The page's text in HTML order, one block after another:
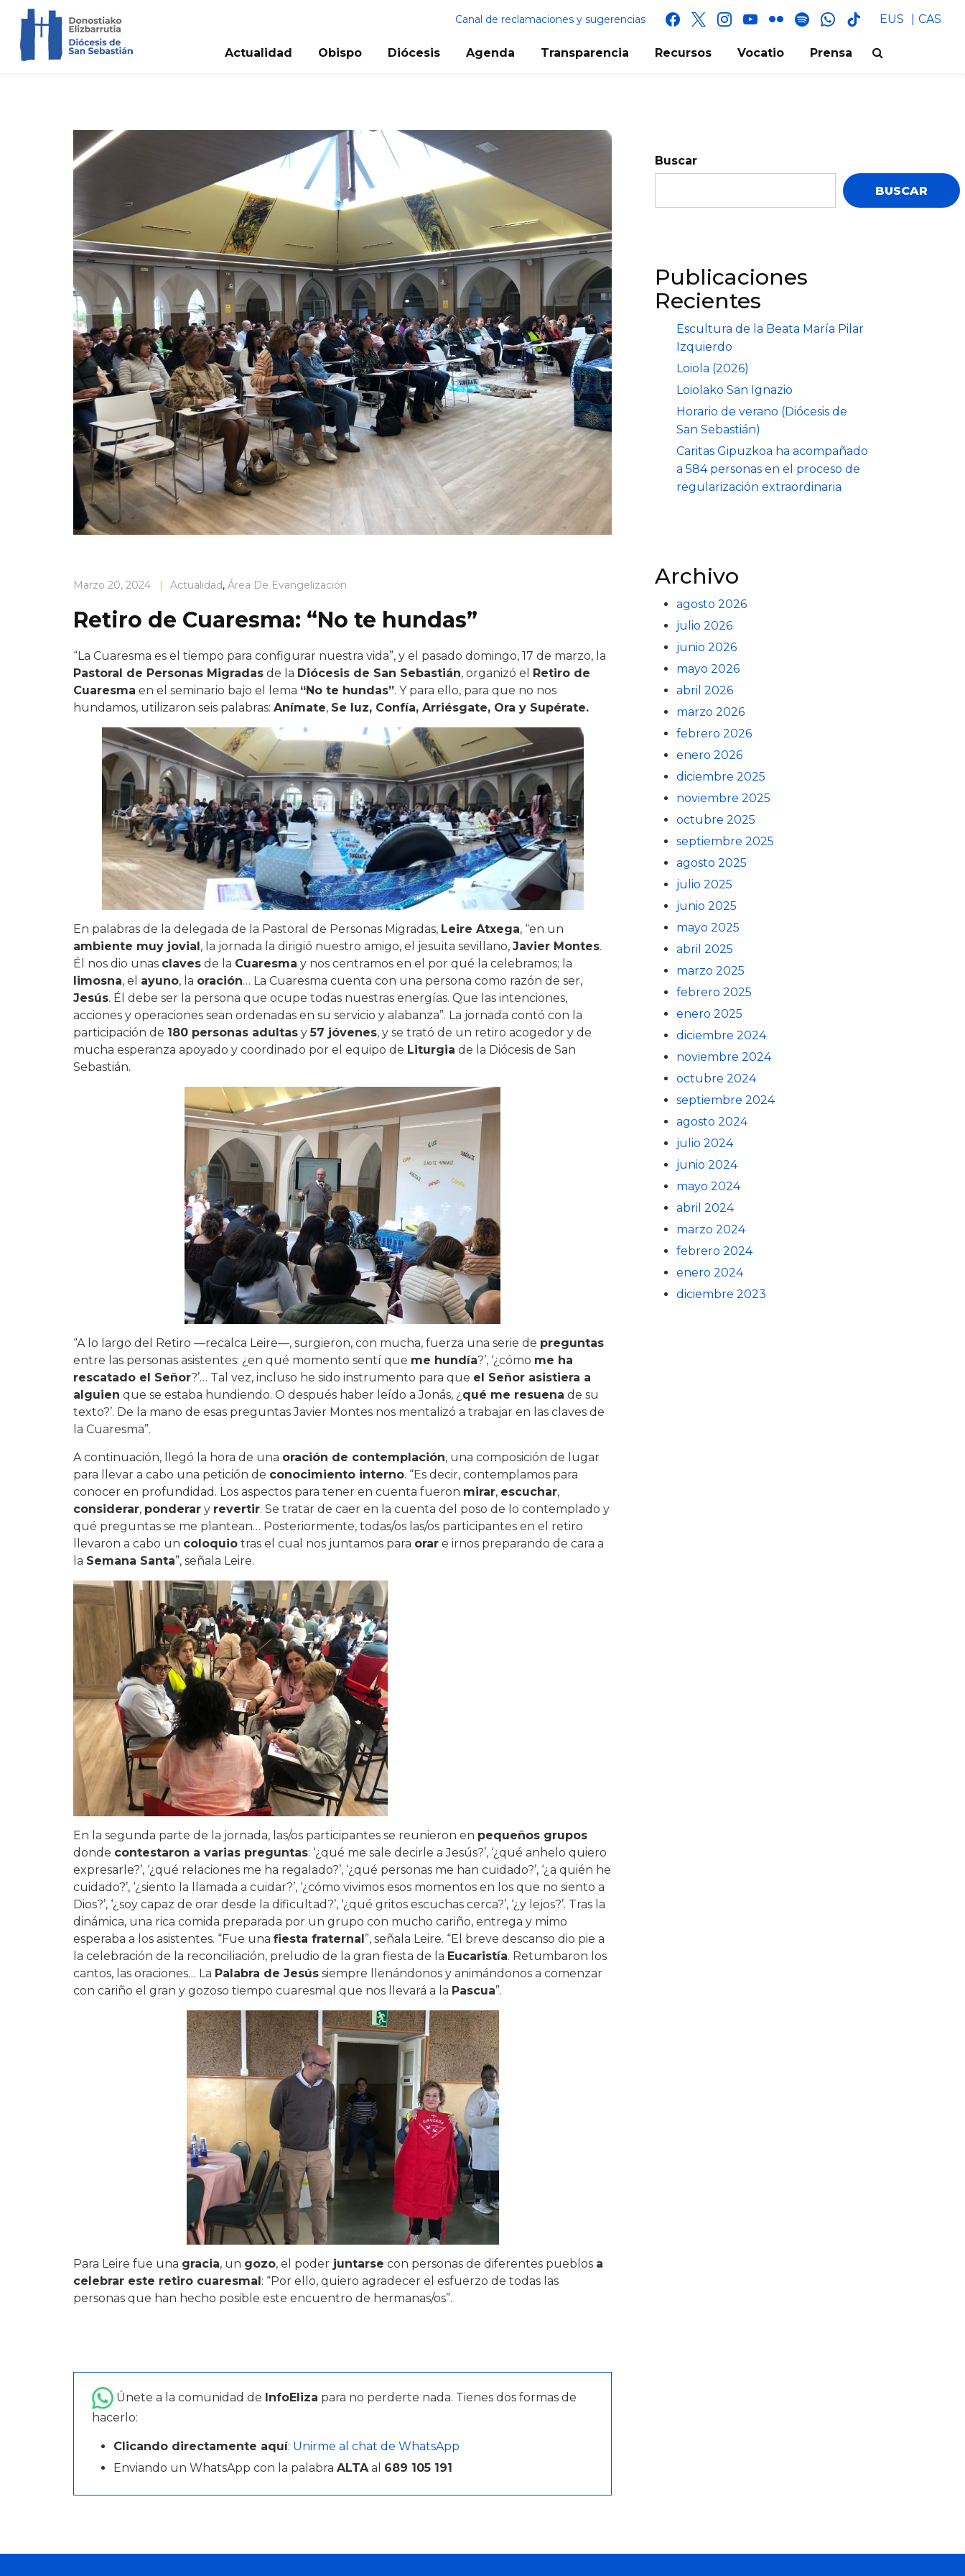
Canal de reclamaciones y sugerencias facebook
x instagram
youtube
flickr spotifywhatsapp
tik
EUS CAS
Actualidad Obispo Diócesis Agenda Transparencia Recursos Vocatio Prensa
Marzo 20, 2024 | Actualidad, Área De Evangelización
Retiro de Cuaresma: “No te hundas”
“La Cuaresma es el tiempo para configurar nuestra vida”, y el pasado domingo, 17 de marzo, la
Pastoral de Personas Migradas de la Diócesis de San Sebastián, organizó el Retiro de
Cuaresma en el seminario bajo el lema “No te hundas”. Y para ello, para que no nos
hundamos, utilizaron seis palabras: Anímate, Se luz, Confía, Arriésgate, Ora y Supérate.
En palabras de la delegada de la Pastoral de Personas Migradas, Leire Atxega, “en un
ambiente muy jovial, la jornada la dirigió nuestro amigo, el jesuita sevillano, Javier Montes.
Él nos dio unas claves de la Cuaresma y nos centramos en el por qué la celebramos; la
limosna, el ayuno, la oración… La Cuaresma cuenta con una persona como razón de ser,
Jesús. Él debe ser la persona que ocupe todas nuestras energías. Que las intenciones,
acciones y operaciones sean ordenadas en su servicio y alabanza”. La jornada contó con la
participación de 180 personas adultas y57 jóvenes, y se trató de un retiro acogedor y de
mucha esperanza apoyado y coordinado por el equipo de Liturgia de la Diócesis de San
Sebastián.
“A lo largo del Retiro —recalca Leire—, surgieron, con mucha, fuerza una serie de preguntas
entre las personas asistentes: ¿en qué momento sentí que me hundía?’, ‘¿cómo me ha
rescatado el Señor?’… Tal vez, incluso he sido instrumento para que el Señor asistiera a
alguien que se estaba hundiendo. O después haber leído a Jonás, ¿ qué me resuena de su
texto?’. De la mano de esas preguntas Javier Montes nos mentalizó a trabajar en las claves de
la Cuaresma”.
A continuación, llegó la hora de una oración de contemplación, una composición de lugar
para llevar a cabo una petición de conocimiento interno. “Es decir, contemplamos para
conocer en profundidad. Los aspectos para tener en cuenta fueron mirar, escuchar,
considerar, ponderar y revertir. Se tratar de caer en la cuenta del poso de lo contemplado y
qué preguntas se me plantean… Posteriormente, todas/os las/os participantes en el retiro
llevaron a cabo un coloquio tras el cual nos juntamos para orar e irnos preparando de cara a
la Semana Santa”, señala Leire.
En la segunda parte de la jornada, las/os participantes se reunieron en pequeños grupos
donde contestaron a varias preguntas: ‘¿qué me sale decirle a Jesús?’, ‘¿qué anhelo quiero
expresarle?’, ‘¿qué relaciones me ha regalado?’, ‘¿qué personas me han cuidado?’, ‘¿a quién he
cuidado?’, ‘¿siento la llamada a cuidar?’, ‘¿cómo vivimos esos momentos en los que no siento a
Dios?’, ‘¿soy capaz de orar desde la dificultad?’, ‘¿qué gritos escuchas cerca?’, ‘¿y lejos?’. Tras la
dinámica, una rica comida preparada por un grupo con mucho cariño, entrega y mimo
esperaba a los asistentes. “Fue una fiesta fraternal ”, señala Leire. “El breve descanso dio pie a
la celebración de la reconciliación, preludio de la gran fiesta de la Eucaristía. Retumbaron los
cantos, las oraciones… La Palabra de Jesús siempre llenándonos y animándonos a comenzar
con cariño el gran y gozoso tiempo cuaresmal que nos llevará a la Pascua”.
Para Leire fue una gracia, un gozo, el poder juntarse con personas de diferentes pueblos a
celebrar este retiro cuaresmal : “Por ello, quiero agradecer el esfuerzo de todas las
personas que han hecho posible este encuentro de hermanas/os”.
Únete a la comunidad de InfoEliza para no perderte nada. Tienes dos formas de
hacerlo:
Clicando directamente aquí: Unirme al chat de WhatsApp
Enviando un WhatsApp con la palabra ALTAal 689 105 191
Buscar
BUSCAR
Publicaciones
Recientes
Escultura de la Beata María Pilar
Izquierdo
Loiola (2026)
Loiolako San Ignazio
Horario de verano (Diócesis de
San Sebastián)
Caritas Gipuzkoa ha acompañado
a 584 personas en el proceso de
regularización extraordinaria
Archivo
agosto 2026
julio 2026
junio 2026
mayo 2026
abril 2026
marzo 2026
febrero 2026
enero 2026
diciembre 2025
noviembre 2025
octubre 2025
septiembre 2025
agosto 2025
julio 2025
junio 2025
mayo 2025
abril 2025
marzo 2025
febrero 2025
enero 2025
diciembre 2024
noviembre 2024
octubre 2024
septiembre 2024
agosto 2024
julio 2024
junio 2024
mayo 2024
abril 2024
marzo 2024
febrero 2024
enero 2024
diciembre 2023